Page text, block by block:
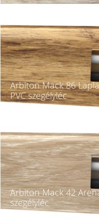
Arbiton Mack 86
PVC szegélyléc
Arbiton Mack 42
szegélyléc